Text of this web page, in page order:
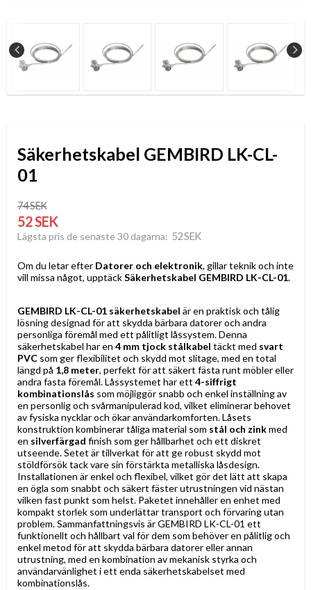
Säkerhetskabel GEMBIRD LK-CL-
01
74 SEK
52 SEK
Lägsta pris de senaste 30 dagarna 52 SEK
Om du letar efter Datorer och elektronik, gillar teknik och inte
vill missa något, upptäckSäkerhetskabel GEMBIRD LK-CL-01.
GEMBIRD LK-CL-01 säkerhetskabel är en praktisk och tålig
lösning designad för att skydda bärbara datorer och andra
personliga föremål med ett pålitligt låssystem. Denna
säkerhetskabel har en 4 mm tjock stålkabel täckt med svart
PVC som ger flexibilitet och skydd mot slitage, med en total
längd på 1,8 meter, perfekt för att säkert fästa runt möbler eller
andra fasta föremål. Låssystemet har ett 4-siffrigt
kombinationslås som möjliggör snabb och enkel inställning av
en personlig och svårmanipulerad kod, vilket eliminerar behovet
av fysiska nycklar och ökar användarkomforten. Låsets
konstruktion kombinerar tåliga material som stål och zinkmed
en silverfärgad finish som ger hållbarhet och ett diskret
utseende. Setet är tillverkat för att ge robust skydd mot
stöldförsök tack vare sin förstärkta metalliska låsdesign.
Installationen är enkel och flexibel, vilket gör det lätt att skapa
en ögla som snabbt och säkert fäster utrustningen vid nästan
vilken fast punkt som helst. Paketet innehåller en enhet med
kompakt storlek som underlättar transport och förvaring utan
problem. Sammanfattningsvis är GEMBIRD LK-CL-01 ett
funktionellt och hållbart val för dem som behöver en pålitlig och
enkel metod för att skydda bärbara datorer eller annan
utrustning, med en kombination av mekanisk styrka och
användarvänlighet i ett enda säkerhetskabelset med
kombinationslås.